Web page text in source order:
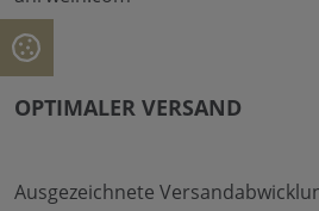
OPTIMALER VERSAND
Ausgezeichnete